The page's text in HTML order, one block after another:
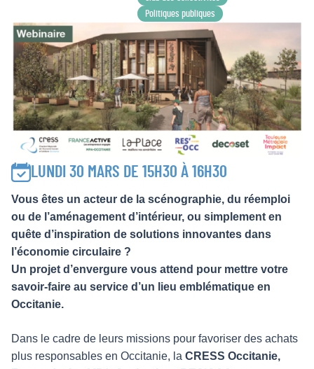
Politiques publiques
LUNDI 30 MARS DE 15H30 À 16H30
Vous êtes un acteur de la scénographie, du réemploi
ou de l’aménagement d’intérieur, ou simplement en
quête d’inspiration de solutions innovantes dans
l’économie circulaire ?
Un projet d’envergure vous attend pour mettre votre
savoir-faire au service d’un lieu emblématique en
Occitanie.
Dans le cadre de leurs missions pour favoriser des achats
plus responsables en Occitanie, la CRESS Occitanie,